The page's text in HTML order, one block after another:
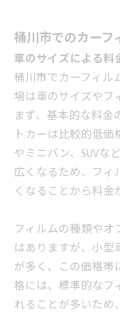
桶川市でのカーフ
車のサイズによる料
桶川市でカーフィル
場は車のサイズやフ
まず、基本的な料金
トカーは比較的低
やミニバン、SUVな
広くなるため、フィ
くなることから料金
フィルムの種類や
はありますが、小型
が多く、この価格帯
格には、標準的なフ
れることが多いた